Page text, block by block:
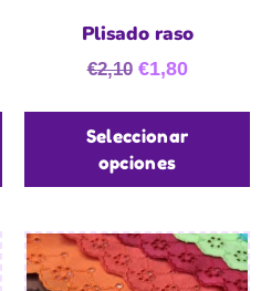
Plisado raso
€2,10 €1,80
Seleccionar
opciones